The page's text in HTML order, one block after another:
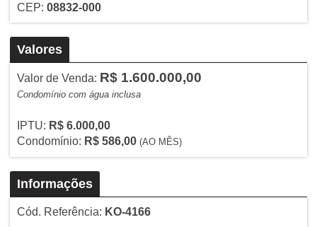
CEP: 08832-000
Valores
Valor de Venda: R$ 1.600.000,00
Condomínio com água inclusa
IPTU: R$ 6.000,00
Condomínio: R$ 586,00 (AO MÊS)
Informações
Cód. Referência: KO-4166